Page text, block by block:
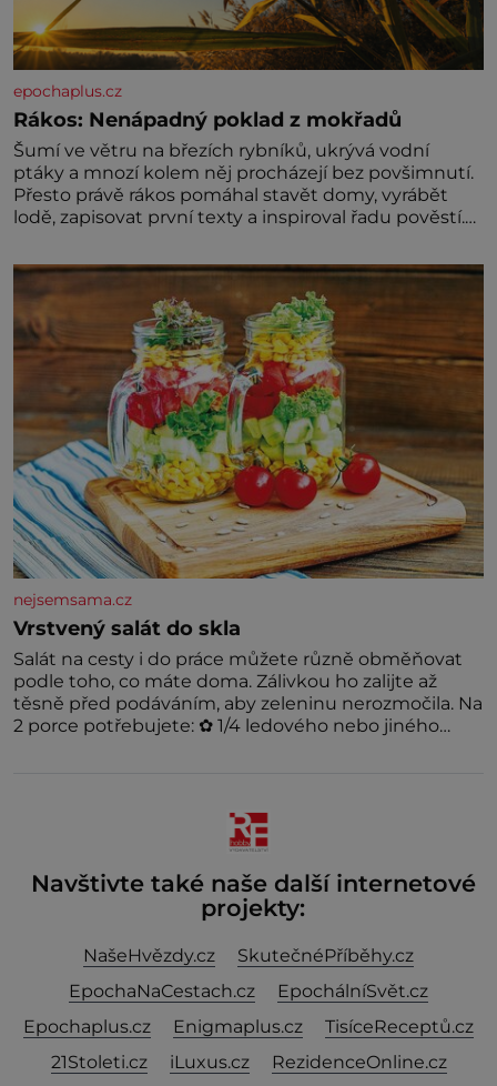
epochaplus.cz
Rákos: Nenápadný poklad z mokřadů
Šumí ve větru na březích rybníků, ukrývá vodní
ptáky a mnozí kolem něj procházejí bez povšimnutí.
Přesto právě rákos pomáhal stavět domy, vyrábět
lodě, zapisovat první texty a inspiroval řadu pověstí.
už tisíce let. Většina lidí vnímá rákos jen jako
obyčejnou kulisu letního koupání. Stačí se však
podívat
nejsemsama.cz
Vrstvený salát do skla
Salát na cesty i do práce můžete různě obměňovat
podle toho, co máte doma. Zálivkou ho zalijte až
těsně před podáváním, aby zeleninu nerozmočila. Na
2 porce potřebujete: ✿ 1/4 ledového nebo jiného
Navštivte také naše další internetové
projekty:
NašeHvězdy.cz
SkutečnéPříběhy.cz
EpochaNaCestach.cz
EpochálníSvět.cz
Epochaplus.cz
Enigmaplus.cz
TisíceReceptů.cz
21Stoleti.cz
iLuxus.cz
RezidenceOnline.cz